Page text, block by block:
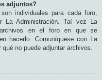
adjuntos?
individuales para cada foro,
La Administración. Tal vez La
archivos en el foro en que se
hacerlo. Comuníquese con La
no puede adjuntar archivos.